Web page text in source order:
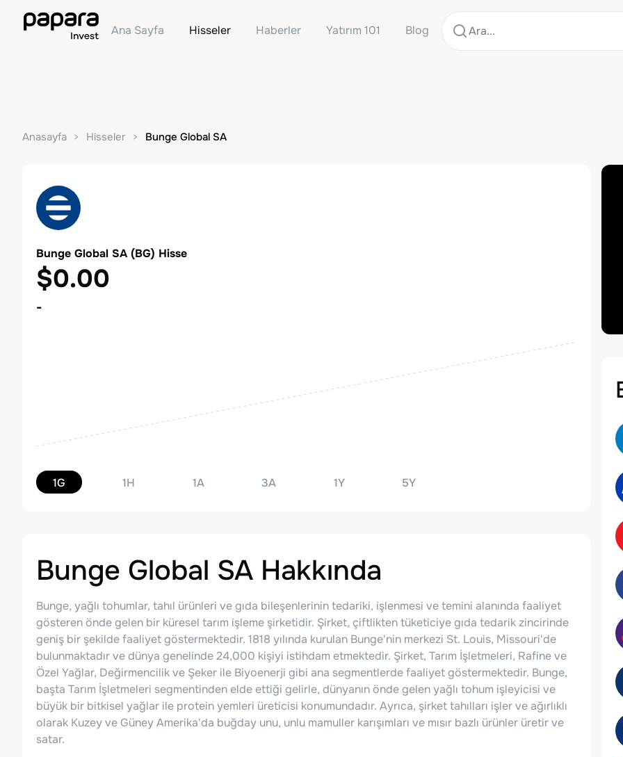
Ana Sayfa Hisseler Haberler Yatırım 101 Blog
Anasayfa Hisseler Bunge Global SA
Bunge Global SA(BG) Hisse
$0.00
-
1G 1H 1A 3A 1Y 5Y
Bunge Global SA Hakkında
Bunge, yağlı tohumlar, tahıl ürünleri ve gıda bileşenlerinin tedariki, işlenmesi ve temini alanında faaliyet
gösteren önde gelen bir küresel tarım işleme şirketidir. Şirket, çiftlikten tüketiciye gıda tedarik zincirinde
geniş bir şekilde faaliyet göstermektedir. 1818 yılında kurulan Bunge'nin merkezi St. Louis, Missouri'de
bulunmaktadır ve dünya genelinde 24,000 kişiyi istihdam etmektedir. Şirket, Tarım İşletmeleri, Rafine ve
Özel Yağlar, Değirmencilik ve Şeker ile Biyoenerji gibi ana segmentlerde faaliyet göstermektedir. Bunge,
başta Tarım İşletmeleri segmentinden elde ettiği gelirle, dünyanın önde gelen yağlı tohum işleyicisi ve
büyük bir bitkisel yağlar ile protein yemleri üreticisi konumundadır. Ayrıca, şirket tahılları işler ve ağırlıklı
olarak Kuzey ve Güney Amerika'da buğday unu, unlu mamuller karışımları ve mısır bazlı ürünler üretir ve
satar.